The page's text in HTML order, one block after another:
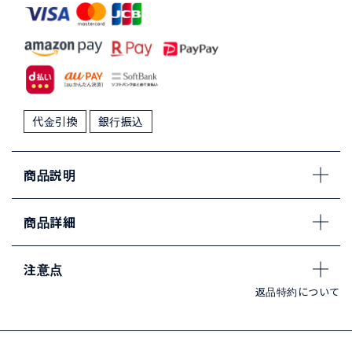
代金引換 銀行振込
商品説明
商品詳細
注意点
返品特約について